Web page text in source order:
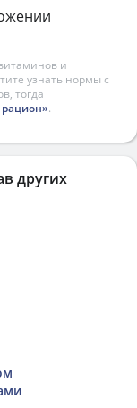
и
узнать нормы с
тогда
.
других